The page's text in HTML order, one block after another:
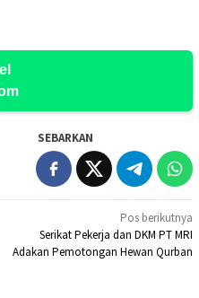
SEBARKAN
Pos berikutnya
Serikat Pekerja dan DKM PT MRI
Adakan Pemotongan Hewan Qurban